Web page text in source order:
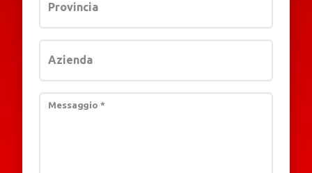
Provincia
Azienda
Messaggio *